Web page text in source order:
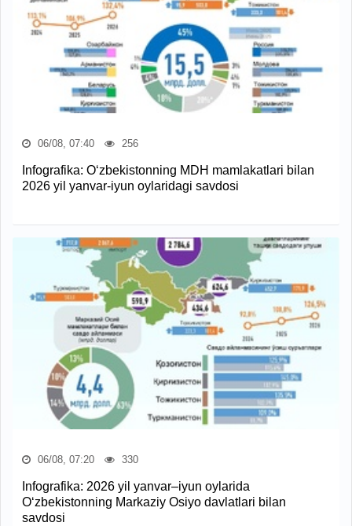
06/08, 07:40 256
Infografika: O‘zbekistonning MDH mamlakatlari bilan
2026 yil yanvar-iyun oylaridagi savdosi
06/08, 07:20 330
Infografika: 2026 yil yanvar–iyun oylarida
O‘zbekistonning Markaziy Osiyo davlatlari bilan
savdosi